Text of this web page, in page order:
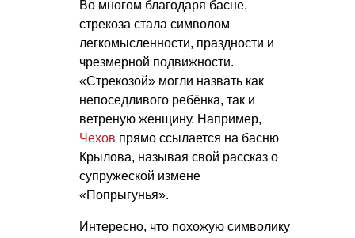
Во многом благодаря басне,
стрекоза стала символом
легкомысленности, праздности и
чрезмерной подвижности.
«Стрекозой» могли назвать как
непоседливого ребёнка, так и
ветреную женщину. Например,
Чехов прямо ссылается на басню
Крылова, называя свой рассказ о
супружеской измене
«Попрыгунья».
Интересно, что похожую символику